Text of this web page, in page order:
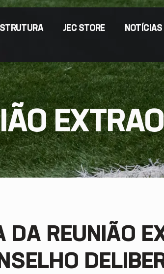
JEC STORE NOTÍCIAS
DA REUNIÃO